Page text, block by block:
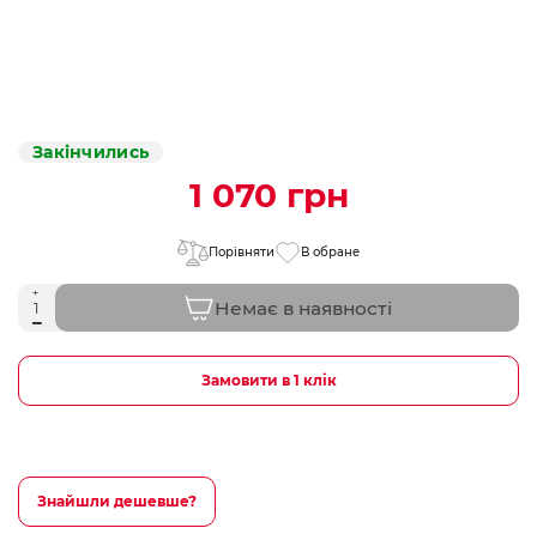
Закінчились
1 070 грн
Порівняти В обране
Немає в наявності
Замовити в 1 клік
Знайшли дешевше?